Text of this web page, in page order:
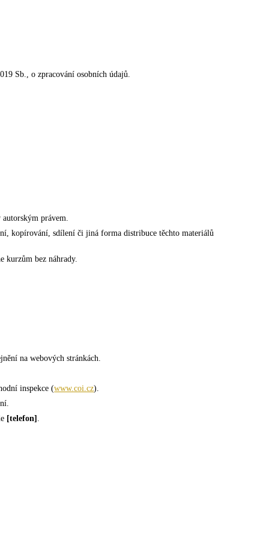
Sb., o zpracování osobních údajů.
autorským právem.
kopírování, sdílení či jiná forma distribuce těchto materiálů
kurzům bez náhrady.
na webových stránkách.
inspekce (www.coi.cz).
[telefon] .